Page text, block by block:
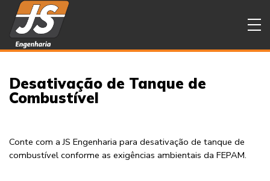
Desativação de Tanque de
Combustível
Conte com a JS Engenharia para desativação de tanque de
combustível conforme as exigências ambientais da FEPAM.